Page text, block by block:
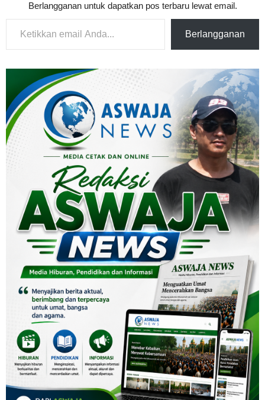
Berlangganan untuk dapatkan pos terbaru lewat email.
Ketikkan email Anda...
Berlangganan